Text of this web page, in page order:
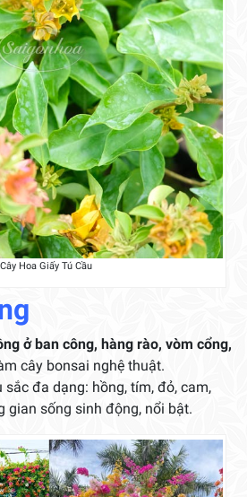
Cây Hoa Giấy Tú Cầu
ở ban công, hàng rào, vòm cổng,
cây bonsai nghệ thuật.
sắc đa dạng: hồng, tím, đỏ, cam,
gian sống sinh động, nổi bật.